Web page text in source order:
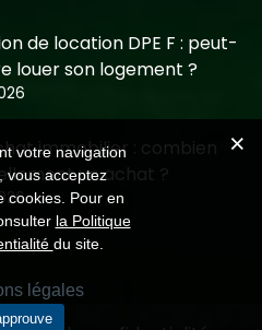
de location DPE F : peut-
louer son logement ?
immobilier : combien
un achat ?
votre navigation
vous acceptez
cookies. Pour en
la Politique
du site.
légales